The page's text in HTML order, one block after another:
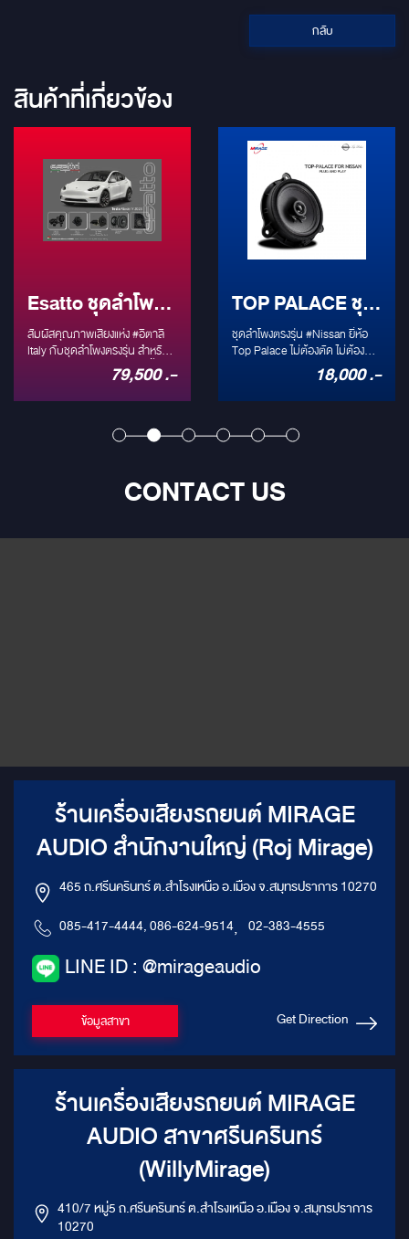
กลับ
สินค้าที่เกี่ยวข้อง
Esatto ชุดลำโพง
ตรงรุ่น Plug and
Play TESLA
สัมผัสคุณภาพเสียงแห่ง #อิตาลี
Italy กับชุดลำโพงตรงรุ่น สำหรับ
รถ #TESLA โดยเฉพาะ ติดตั้งได้
กับ TESLA #MODEL3 และ
#MODELY ESATTO [Made in
RES จัดเต็มทุกจุด ด้วยลำโพง
PLUG&PLAY ☑ ไม่กระทบระบบ
เดิมของตัวรถ ☑ อัพเกรด
79,500 .-
TOP PALACE ชุด
ลำโพงตรงรุ่น
NISSAN
ชุดลำโพงตรงรุ่น #Nissan ยี่ห้อ
Top Palace ไม่ต้องตัด ไม่ต้อง
เจาะ ทุกอย่างเข้าช่องเดิมตาม
บล๊อคของรถ คุณภาพเสียงระดับ
ไฮเอนด์ ทั้งชุดประกอบด้วย 1.
ลำโพงแกนร่วม 6.5"
18,000 .-
CONTACT US
ร้านเครื่องเสียงรถยนต์ MIRAGE
AUDIO สำนักงานใหญ่ (Roj Mirage)
465 ถ.ศรีนครินทร์ ต.สำโรงเหนือ อ.เมือง จ.สมุทรปราการ 10270
085-417-4444, 086-624-9514, 02-383-4555
LINE ID : @mirageaudio
ข้อมูลสาขา Get Direction
ร้านเครื่องเสียงรถยนต์ MIRAGE
AUDIO สาขาศรีนครินทร์
(WillyMirage)
410/7 หมู่5 ถ.ศรีนครินทร์ ต.สำโรงเหนือ อ.เมือง จ.สมุทรปราการ
10270